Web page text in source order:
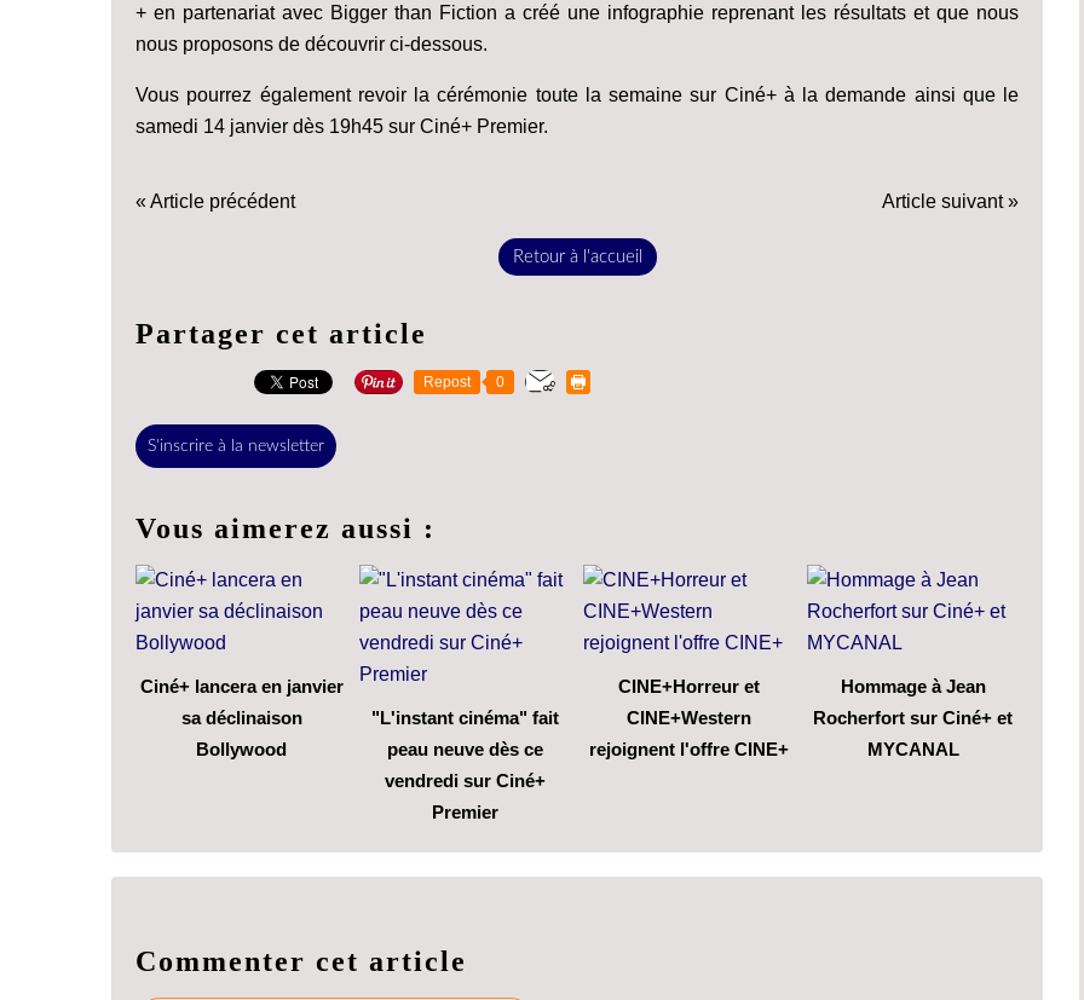
+ en partenariat avec Bigger than Fiction a créé une infographie reprenant les résultats et que nous
nous proposons de découvrir ci-dessous.
Vous pourrez également revoir la cérémonie toute la semaine sur Ciné+ à la demande ainsi que le
samedi 14 janvier dès 19h45 sur Ciné+ Premier.
« Article précédent Article suivant »
Retour à l'accueil
Partager cet article
Repost 0
S'inscrire à la newsletter
Vous aimerez aussi :
Ciné+ lancera en janvier
sa déclinaison
Bollywood
"L'instant cinéma" fait
peau neuve dès ce
vendredi sur Ciné+
Premier
CINE+Horreur et
CINE+Western
rejoignent l'offre CINE+
Hommage à Jean
Rocherfort sur Ciné+ et
MYCANAL
Commenter cet article